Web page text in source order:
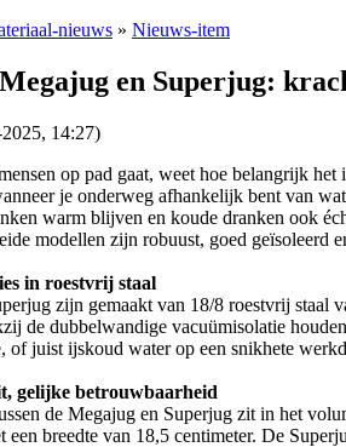
nieuws » Nieuws-item
en Superjug:
14:27)
op pad gaat, weet hoe belangrijk
je onderweg afhankelijk bent van
warm blijven en koude dranken ook
modellen zijn robuust, goed geïsoleerd
in roestvrij staal
zijn gemaakt van 18/8 roestvrij staal
de dubbelwandige vacuümisolatie
of juist ijskoud water op een snikhete
gelijke betrouwbaarheid
de Megajug en Superjug zit in het
een breedte van 18,5 centimeter. De